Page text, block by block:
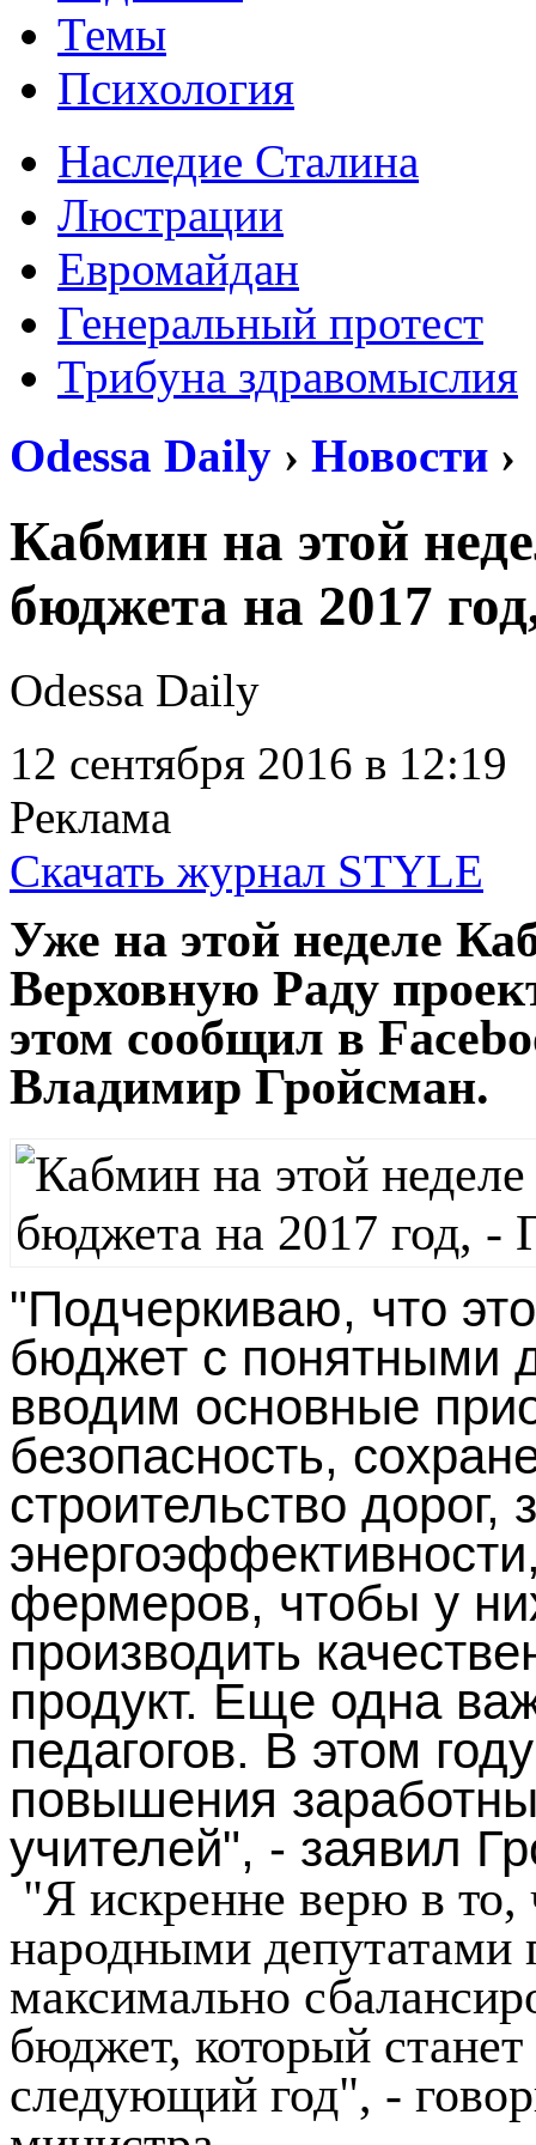
Темы
Психология
Наследие Сталина
Люстрации
Евромайдан
Генеральный протест
Трибуна здравомыслия
Odessa Daily › Новости ›
Кабмин на этой
бюджета на 2017
Odessa Daily
12 сентября 2016 в 12:19
Реклама
Скачать журнал STYLE
Уже на этой неделе
Верховную Раду
этом сообщил в
Владимир Гройсман.
"Подчеркиваю, что
бюджет с понятными
вводим основные
безопасность,
строительство дорог,
фермеров, чтобы у
производить
продукт. Еще одна
педагогов. В этом
повышения
учителей", - заявил
"Я искренне верю в то,
народными депутатами
максимально
бюджет, который
следующий год", -